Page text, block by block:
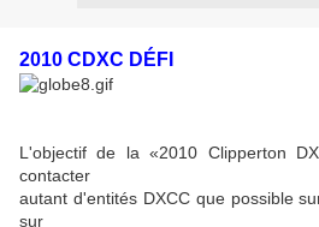
2010 CDXC DÉFI
L'objectif de la «2010 Clipperton
contacter
autant d'entités DXCC que possible
sur